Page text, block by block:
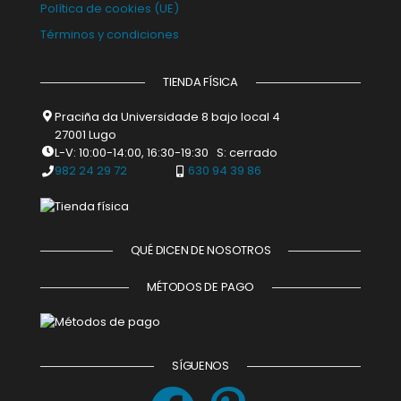
Política de cookies (UE)
Términos y condiciones
TIENDA FÍSICA
Praciña da Universidade 8 bajo local 4
27001 Lugo
L-V: 10:00-14:00, 16:30-19:30 S: cerrado
982 24 29 72
630 94 39 86
QUÉ DICEN DE NOSOTROS
MÉTODOS DE PAGO
SÍGUENOS